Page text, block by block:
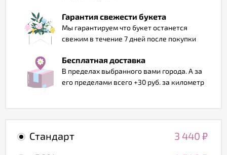
Гарантия свежести букета
Мы гарантируем что букет останется
свежим в течение 7 дней после покупки
Бесплатная доставка
В пределах выбранного вами города. А за
его пределами всего +30 руб. за километр
Стандарт 3 440 ₽